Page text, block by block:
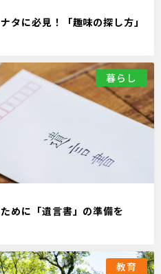
タに必見！「趣味の探し方」
暮らし
めに「遺言書」の準備を
教育